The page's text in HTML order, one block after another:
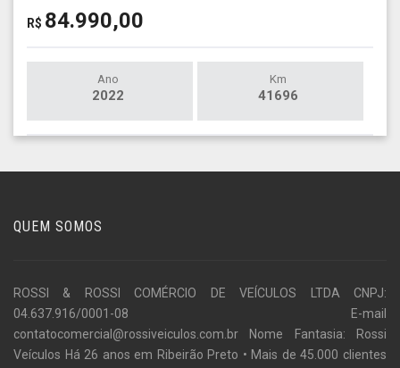
R$ 84.990,00
Ano
2022
Km
41696
QUEM SOMOS
ROSSI & ROSSI COMÉRCIO DE VEÍCULOS LTDA CNPJ:
04.637.916/0001-08 E-mail
contatocomercial@rossiveiculos.com.br Nome Fantasia: Rossi
Veículos Há 26 anos em Ribeirão Preto • Mais de 45.000 clientes